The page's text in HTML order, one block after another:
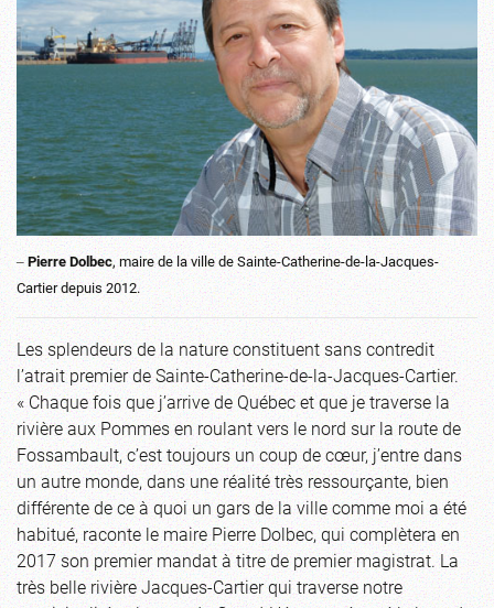
‒Pierre Dolbec, maire de la ville de Sainte-Catherine-de-la-Jacques-
Cartier depuis 2012.
Les splendeurs de la nature constituent sans contredit
l’atrait premier de Sainte-Catherine-de-la-Jacques-Cartier.
« Chaque fois que j’arrive de Québec et que je traverse la
rivière aux Pommes en roulant vers le nord sur la route de
Fossambault, c’est toujours un coup de cœur, j’entre dans
un autre monde, dans une réalité très ressourçante, bien
différente de ce à quoi un gars de la ville comme moi a été
habitué, raconte le maire Pierre Dolbec, qui complètera en
2017 son premier mandat à titre de premier magistrat. La
très belle rivière Jacques-Cartier qui traverse notre